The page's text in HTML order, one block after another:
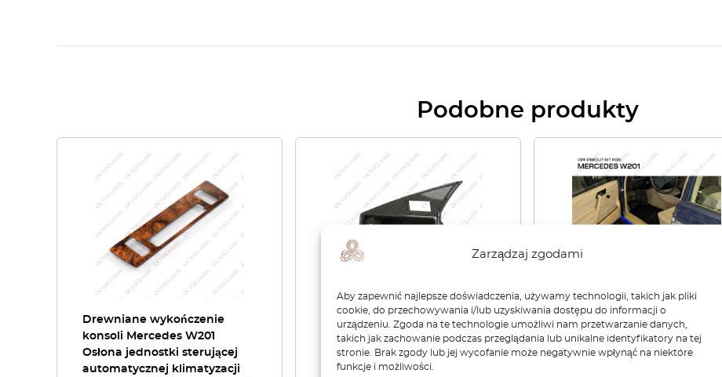
Zarządzaj zgodami
Aby zapewnić najlepsze doświadczenia, używamy technologii, takich jak pliki
cookie, do przechowywania i/lub uzyskiwania dostępu do informacji o
urządzeniu. Zgoda na te technologie umożliwi nam przetwarzanie danych,
takich jak zachowanie podczas przeglądania lub unikalne identyfikatory na tej
stronie. Brak zgody lub jej wycofanie może negatywnie wpłynąć na niektóre
funkcje i możliwości.
Podobne produkty
Drewniane wykończenie
konsoli Mercedes W201
Osłona jednostki sterującej
automatycznej klimatyzacji
Obudowa kratki
wentylacyjnej po stronie
kierowcy z włókna
węglowego do Mercedesa
Mercedes W201 Front Scuff
Plates – PPF Paint Protection
Film Precut – 3M Pro